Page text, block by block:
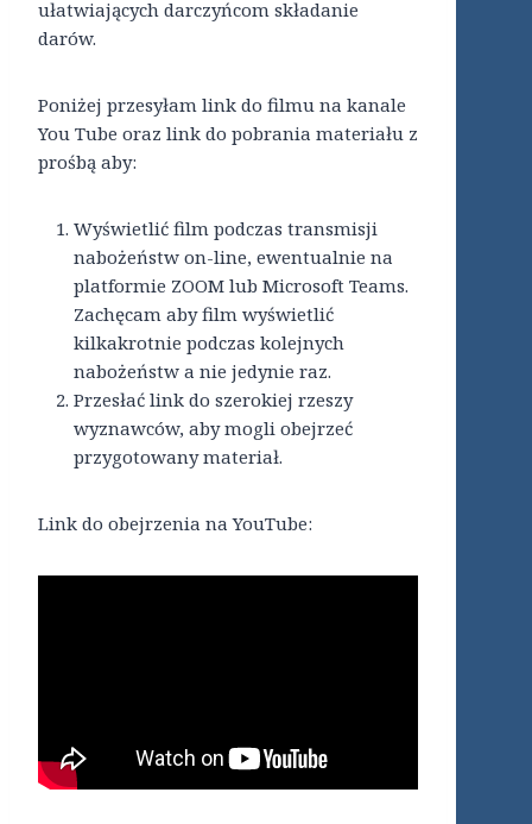
ułatwiających darczyńcom składanie
darów.
Poniżej przesyłam link do filmu na kanale
You Tube oraz link do pobrania materiału z
prośbą aby:
Wyświetlić film podczas transmisji
nabożeństw on-line, ewentualnie na
platformie ZOOM lub Microsoft Teams.
Zachęcam aby film wyświetlić
kilkakrotnie podczas kolejnych
nabożeństw a nie jedynie raz.
Przesłać link do szerokiej rzeszy
wyznawców, aby mogli obejrzeć
przygotowany materiał.
Link do obejrzenia na YouTube: